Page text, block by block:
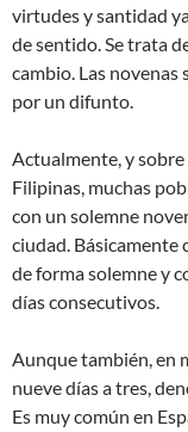
virtudes y santidad
de sentido. Se trata
cambio. Las novenas
por un difunto.
Actualmente, y
Filipinas, muchas
con un solemne
ciudad. Básicamente
de forma solemne y
días consecutivos.
Aunque también, en
nueve días a tres,
Es muy común en